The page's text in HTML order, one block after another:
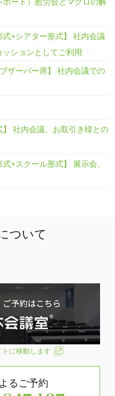
式+シアター形式】 社内会議
ションとしてご利用
ブザーバー席】 社内会議での
】 社内会議、お取引き様との
式+スクール形式】 展示会、
ついて
に移動します
るご予約